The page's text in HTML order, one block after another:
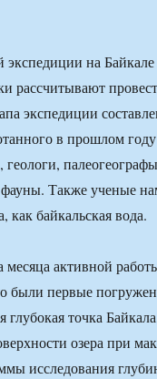
на
рассчитывают
экспедиции
в прошлом
Также ученые
как байкальская вода.
месяца активной
были первые
точка
озера при
исследования